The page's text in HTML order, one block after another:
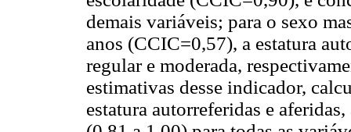
demais variáveis; para o sexo
anos (CCIC=0,57), a estatura
regular e moderada,
estimativas desse indicador,
estatura autorreferidas e